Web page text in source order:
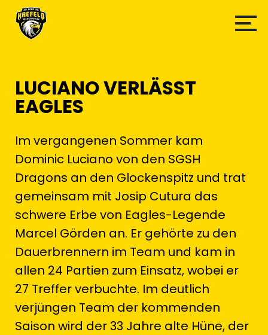
LUCIANO VERLÄSST
EAGLES
Im vergangenen Sommer kam
Dominic Luciano von den SGSH
Dragons an den Glockenspitz und trat
gemeinsam mit Josip Cutura das
schwere Erbe von Eagles-Legende
Marcel Görden an. Er gehörte zu den
Dauerbrennern im Team und kam in
allen 24 Partien zum Einsatz, wobei er
27 Treffer verbuchte. Im deutlich
verjüngen Team der kommenden
Saison wird der 33 Jahre alte Hüne, der